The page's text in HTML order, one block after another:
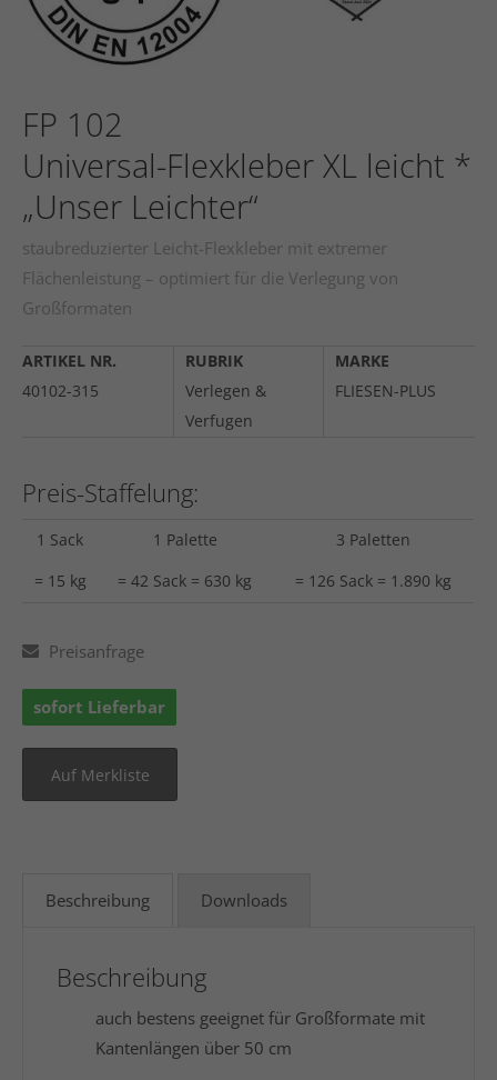
FP 102
Universal-Flexkleber XL leicht *
„Unser Leichter“
staubreduzierter Leicht-Flexkleber mit extremer
Flächenleistung – optimiert für die Verlegung von
Großformaten
ARTIKEL NR.
40102-315
RUBRIK
Verlegen &
Verfugen
MARKE
FLIESEN-PLUS
Preis-Staffelung:
1 Sack 1 Palette 3 Paletten
= 15 kg = 42 Sack = 630 kg = 126 Sack = 1.890 kg
Preisanfrage
sofort Lieferbar
Beschreibung Downloads
Beschreibung
auch bestens geeignet für Großformate mit
Kantenlängen über 50 cm